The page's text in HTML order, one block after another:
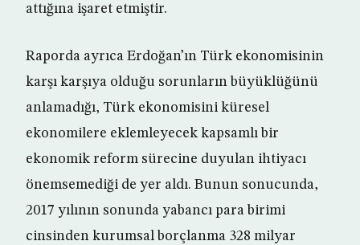
attığına işaret etmiştir.
Raporda ayrıca Erdoğan’ın Türk ekonomisinin
karşı karşıya olduğu sorunların büyüklüğünü
anlamadığı, Türk ekonomisini küresel
ekonomilere eklemleyecek kapsamlı bir
ekonomik reform sürecine duyulan ihtiyacı
önemsemediği de yer aldı. Bunun sonucunda,
2017 yılının sonunda yabancı para birimi
cinsinden kurumsal borçlanma 328 milyar